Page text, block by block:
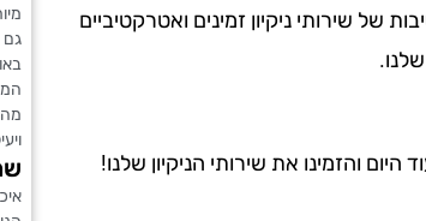
של שירותי ניקיון זמינים ואטרקטיביים
והזמינו את שירותי הניקיון שלנו!
גם